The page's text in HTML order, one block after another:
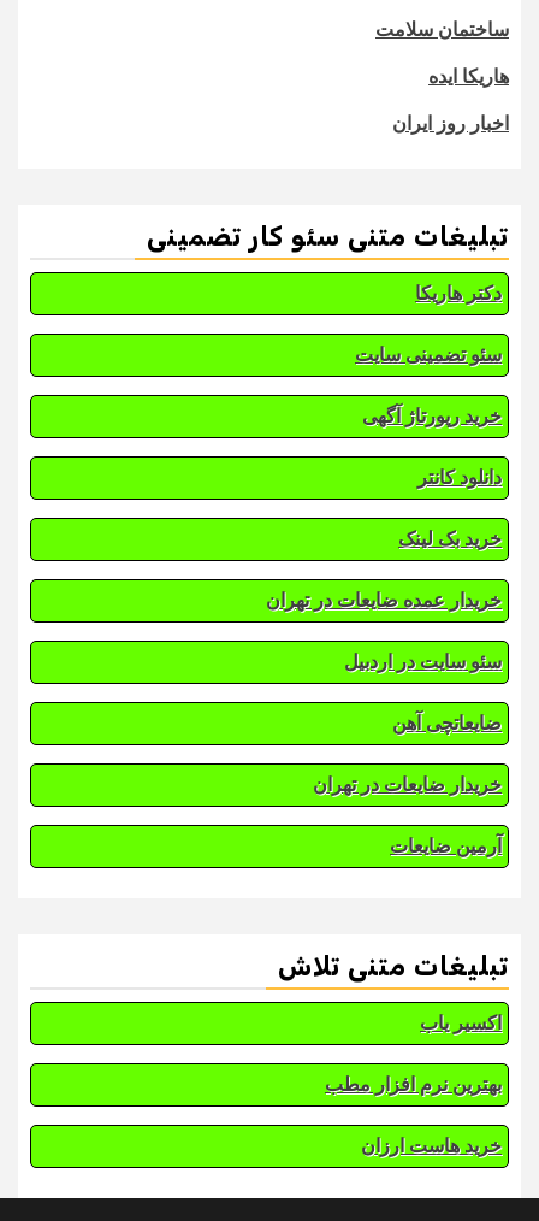
ساختمان سلامت
هاریکا ایده
اخبار روز ایران
تبلیغات متنی سئو کار تضمینی
دکتر هاریکا
سئو تضمینی سایت
خرید رپورتاژ آگهی
دانلود کانتر
خرید بک لینک
خریدار عمده ضایعات در تهران
سئو سایت در اردبیل
ضایعاتچی آهن
خریدار ضایعات در تهران
آرمین ضایعات
تبلیغات متنی تلاش
اکسیر یاب
بهترین نرم افزار مطب
خرید هاست ارزان